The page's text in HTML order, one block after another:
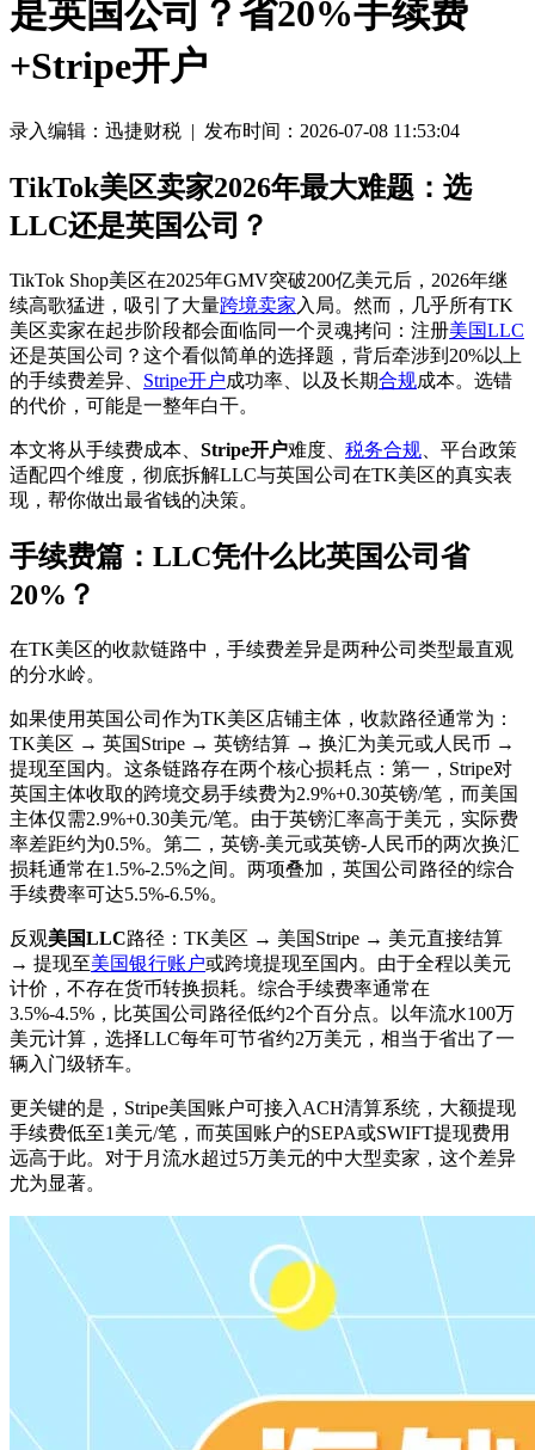
是英国公司？省20%手续费
+Stripe开户
录入编辑：迅捷财税 | 发布时间：2026-07-08 11:53:04
TikTok美区卖家2026年最大难题：选
LLC还是英国公司？
TikTok Shop美区在2025年GMV突破200亿美元后，2026年继
续高歌猛进，吸引了大量跨境卖家 入局。然而，几乎所有TK
美区卖家在起步阶段都会面临同一个灵魂拷问：注册美国LLC
还是英国公司？这个看似简单的选择题，背后牵涉到20%以上
的手续费差异、 Stripe开户成功率、以及长期合规成本。选错
的代价，可能是一整年白干。
本文将从手续费成本、 Stripe开户难度、 税务合规 、平台政策
适配四个维度，彻底拆解LLC与英国公司在TK美区的真实表
现，帮你做出最省钱的决策。
手续费篇：LLC凭什么比英国公司省
20%？
在TK美区的收款链路中，手续费差异是两种公司类型最直观
的分水岭。
如果使用英国公司作为TK美区店铺主体，收款路径通常为：
TK美区 → 英国Stripe → 英镑结算 → 换汇为美元或人民币 →
提现至国内。这条链路存在两个核心损耗点：第一，Stripe对
英国主体收取的跨境交易手续费为2.9%+0.30英镑/笔，而美国
主体仅需2.9%+0.30美元/笔。由于英镑汇率高于美元，实际费
率差距约为0.5%。第二，英镑-美元或英镑-人民币的两次换汇
损耗通常在1.5%-2.5%之间。两项叠加，英国公司路径的综合
手续费率可达5.5%-6.5%。
反观美国LLC路径：TK美区 → 美国Stripe → 美元直接结算
→ 提现至美国银行账户或跨境提现至国内。由于全程以美元
计价，不存在货币转换损耗。综合手续费率通常在
3.5%-4.5%，比英国公司路径低约2个百分点。以年流水100万
美元计算，选择LLC每年可节省约2万美元，相当于省出了一
辆入门级轿车。
更关键的是，Stripe美国账户可接入ACH清算系统，大额提现
手续费低至1美元/笔，而英国账户的SEPA或SWIFT提现费用
远高于此。对于月流水超过5万美元的中大型卖家，这个差异
尤为显著。